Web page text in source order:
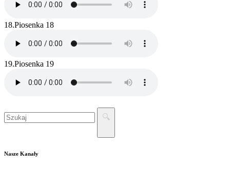
18.Piosenka 18
19.Piosenka 19
Nasze Kanały